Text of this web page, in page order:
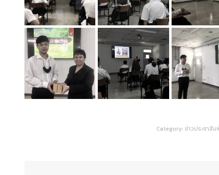
Category: ข่าวประชาสั